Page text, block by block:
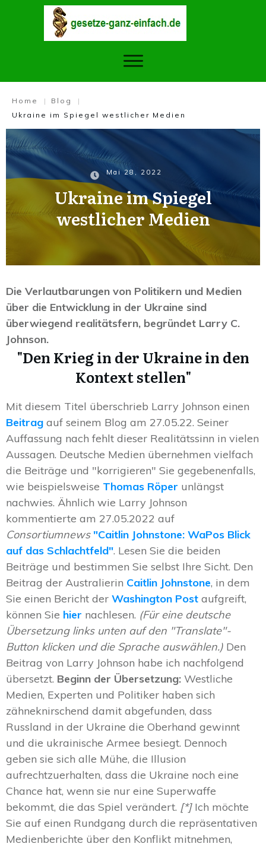
Home | Blog
|
Ukraine im Spiegel westlicher Medien
Mai 28, 2022
Ukraine im Spiegel
westlicher Medien
Die Verlautbarungen von Politikern und Medien
über die Entwicklung in der Ukraine sind
überwiegend realitätsfern, begründet Larry C.
Johnson.
"Den Krieg in der Ukraine in den
Kontext stellen"
Mit diesem Titel überschrieb Larry Johnson einen
Beitrag auf seinem Blog am 27.05.22. Seiner
Auffassung nach fehlt dieser Realitätssinn in vielen
Aussagen. Deutsche Medien übernehmen vielfach
die Beiträge und "korrigieren" Sie gegebenenfalls,
wie beispielsweise Thomas Röper unlängst
nachwies. Ähnlich wie Larry Johnson
kommentierte am 27.05.2022 auf
Consortiumnews "Caitlin Johnstone: WaPos Blick
auf das Schlachtfeld". Lesen Sie die beiden
Beiträge und bestimmen Sie selbst Ihre Sicht. Den
Beitrag der Australierin Caitlin Johnstone, in dem
Sie einen Bericht der Washington Post aufgreift,
können Sie hier nachlesen. (Für eine deutsche
Übersetzung links unten auf den "Translate"-
Button klicken und die Sprache auswählen.) Den
Beitrag von Larry Johnson habe ich nachfolgend
übersetzt. Beginn der Übersetzung: Westliche
Medien, Experten und Politiker haben sich
zähneknirschend damit abgefunden, dass
Russland in der Ukraine die Oberhand gewinnt
und die ukrainische Armee besiegt. Dennoch
geben sie sich alle Mühe, die Illusion
aufrechtzuerhalten, dass die Ukraine noch eine
Chance hat, wenn sie nur eine Superwaffe
bekommt, die das Spiel verändert. [*]Ich möchte
Sie auf einen Rundgang durch die repräsentativen
Medienberichte über den Konflikt mitnehmen,